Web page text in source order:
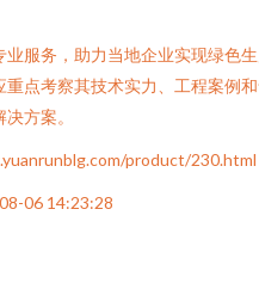
服务，助力当地企业实现绿色
点考察其技术实力、工程案例
方案。
product/230.html
06 14:23:28